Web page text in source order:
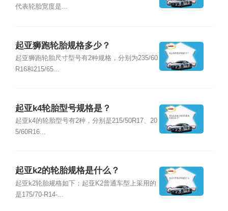
代表轮胎宽度是...
起亚狮跑轮胎规格多少？
起亚狮跑轮胎尺寸型号有2种规格，分别为235/60
R16和215/65...
起亚k4轮胎型号规格是？
起亚k4的轮胎型号有2种，分别是215/50R17、20
5/60R16...
起亚k2的轮胎规格是什么？
起亚k2轮胎规格如下：起亚K2普通车型上采用的
是175/70-R14-...